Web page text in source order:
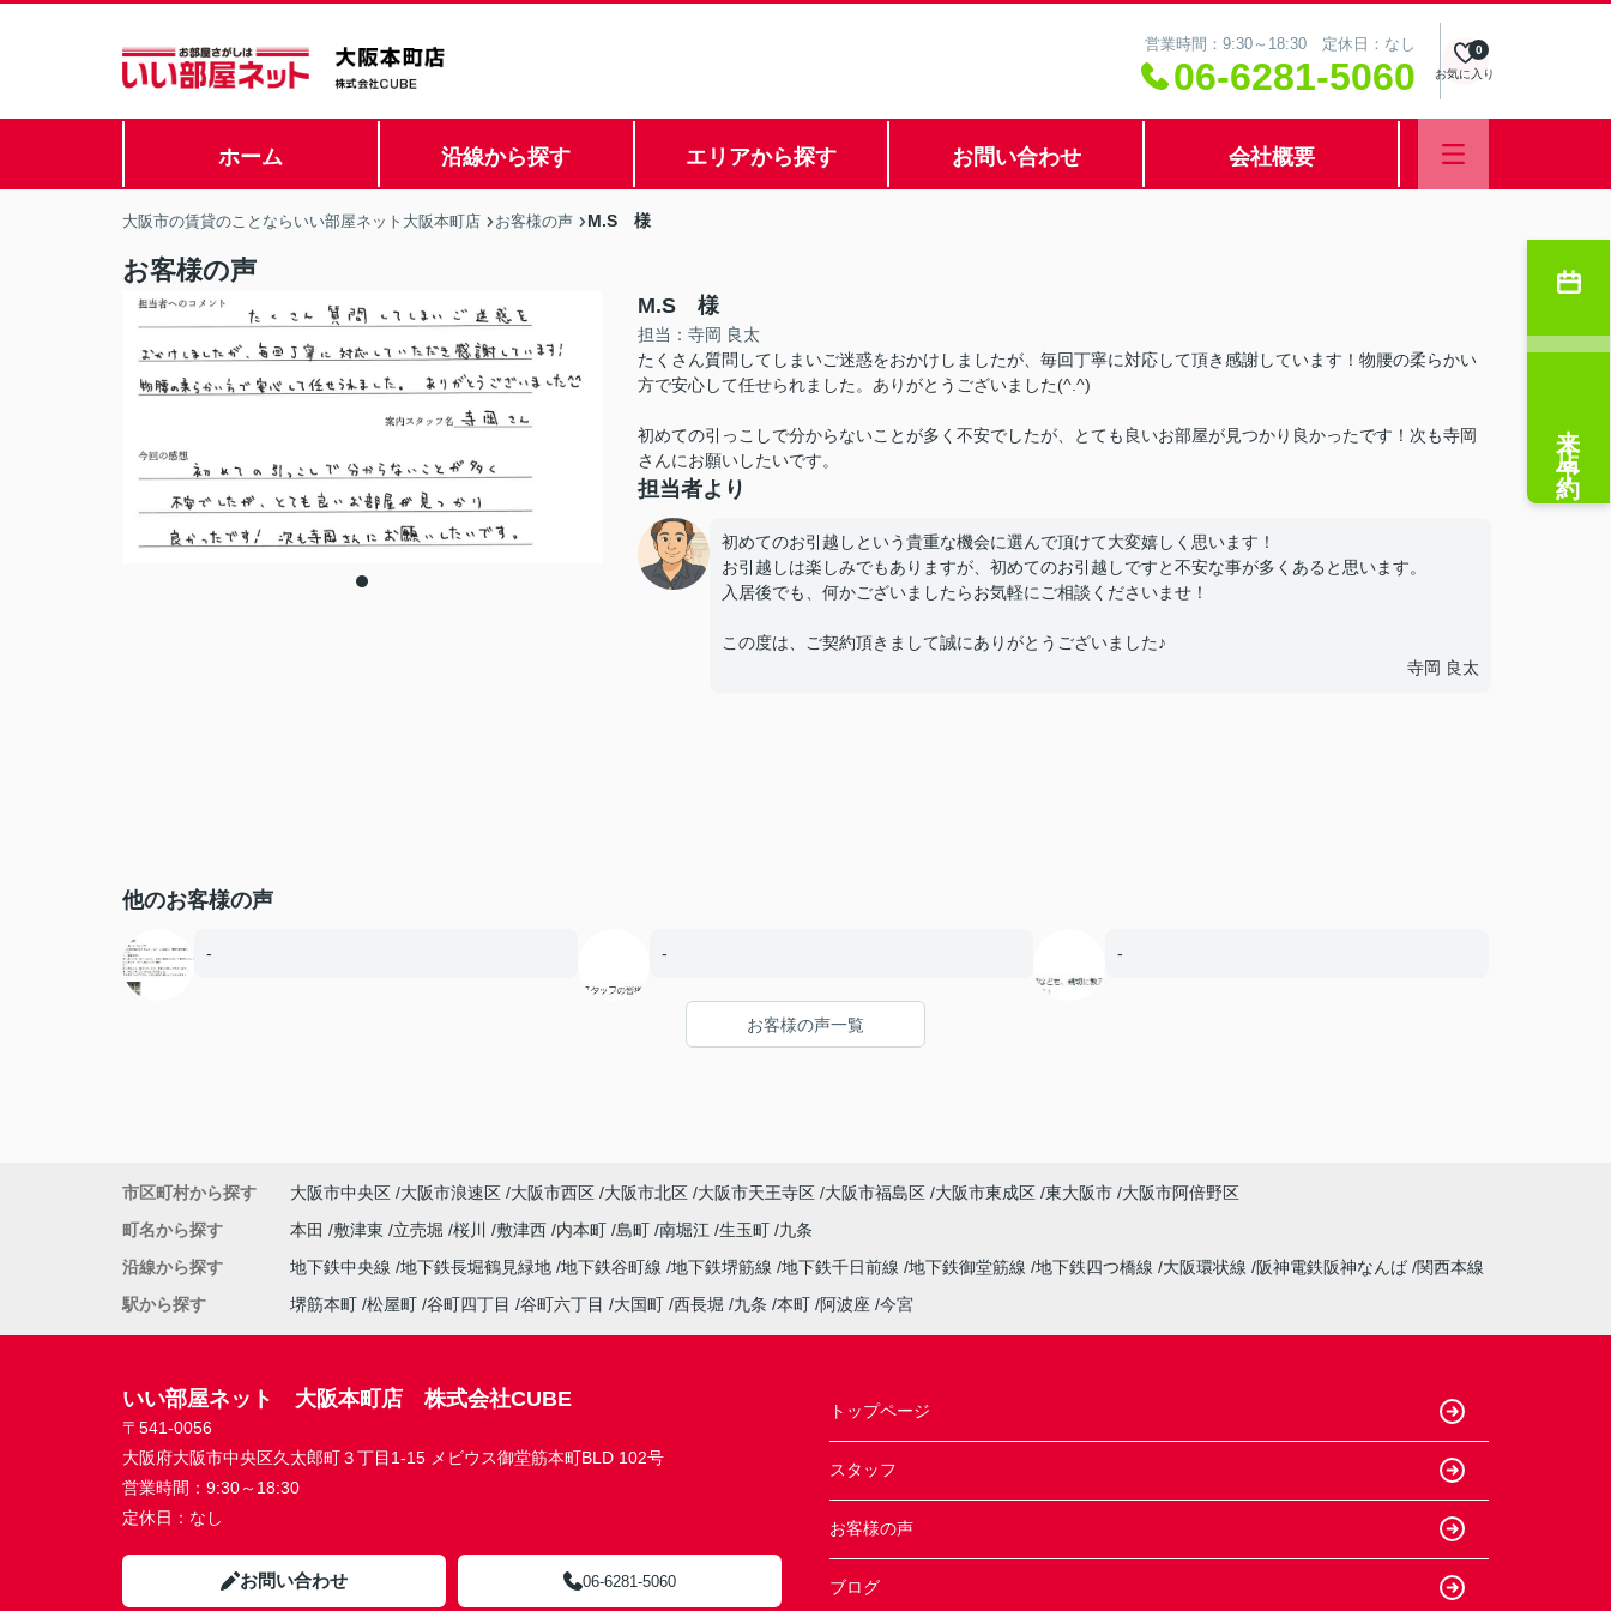
営業時間：9:30～18:30 定休日：なし
06-6281-5060 お気に入り
0
ホーム 沿線から探す エリアから探す お問い合わせ 会社概要
大阪市の賃貸のことならいい部屋ネット大阪本町店 お客様の声 M.S 様
お客様の声
M.S 様
担当：寺岡 良太
たくさん質問してしまいご迷惑をおかけしましたが、毎回丁寧に対応して頂き感謝しています！物腰の柔らかい
方で安心して任せられました。ありがとうございました(^.^)
初めての引っこしで分からないことが多く不安でしたが、とても良いお部屋が見つかり良かったです！次も寺岡
さんにお願いしたいです。
担当者より
初めてのお引越しという貴重な機会に選んで頂けて大変嬉しく思います！
お引越しは楽しみでもありますが、初めてのお引越しですと不安な事が多くあると思います。
入居後でも、何かございましたらお気軽にご相談くださいませ！
この度は、ご契約頂きまして誠にありがとうございました♪
寺岡 良太
他のお客様の声
- - -
お客様の声一覧
来店予約
市区町村から探す 大阪市中央区 大阪市浪速区 大阪市西区 大阪市北区 大阪市天王寺区 大阪市福島区 大阪市東成区 東大阪市 大阪市阿倍野区
町名から探す
本田 敷津東 立売堀 桜川 敷津西 内本町 島町 南堀江 生玉町 九条
沿線から探す
地下鉄中央線 地下鉄長堀鶴見緑地 地下鉄谷町線 地下鉄堺筋線 地下鉄千日前線 地下鉄御堂筋線 地下鉄四つ橋線 大阪環状線 阪神電鉄阪神なんば 関西本線
駅から探す
堺筋本町 松屋町 谷町四丁目 谷町六丁目 大国町 西長堀 九条 本町 阿波座 今宮
いい部屋ネット 大阪本町店 株式会社CUBE
〒541-0056
大阪府大阪市中央区久太郎町３丁目1-15 メビウス御堂筋本町BLD 102号
営業時間： 9:30～18:30
定休日： なし
お問い合わせ 06-6281-5060
トップページ
スタッフ
お客様の声
ブログ